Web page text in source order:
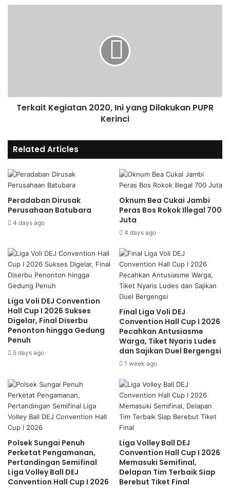
Terkait Kegiatan 2020, Ini yang Dilakukan PUPR
Kerinci
Related Articles
Peradaban Dirusak
Perusahaan Batubara
4 days ago
Oknum Bea Cukai Jambi
Peras Bos Rokok Illegal 700
Juta
4 days ago
Liga Voli DEJ Convention
Hall Cup I 2026 Sukses
Digelar, Final Diserbu
Penonton hingga Gedung
Penuh
5 days ago
Final Liga Voli DEJ
Convention Hall Cup I 2026
Pecahkan Antusiasme
Warga, Tiket Nyaris Ludes
dan Sajikan Duel Bergengsi
1 week ago
Polsek Sungai Penuh
Perketat Pengamanan,
Pertandingan Semifinal
Liga Volley Ball DEJ
Convention Hall Cup I 2026
Liga Volley Ball DEJ
Convention Hall Cup I 2026
Memasuki Semifinal,
Delapan Tim Terbaik Siap
Berebut Tiket Final